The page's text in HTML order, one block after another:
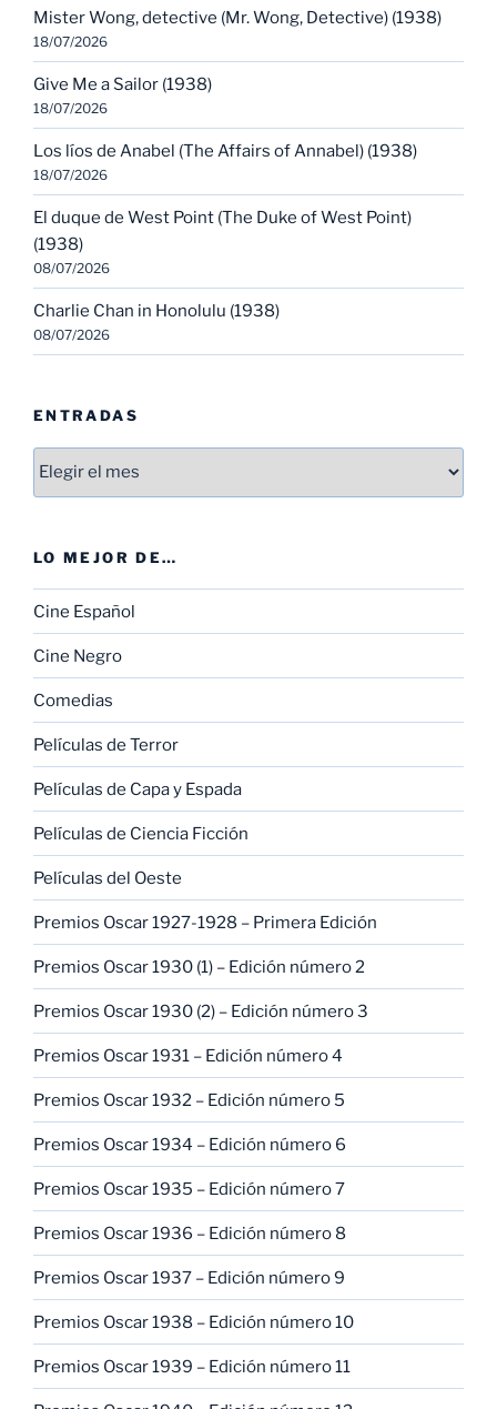
Mister Wong, detective (Mr. Wong, Detective) (1938)
18/07/2026
Give Me a Sailor (1938)
18/07/2026
Los líos de Anabel (The Affairs of Annabel) (1938)
18/07/2026
El duque de West Point (The Duke of West Point)
(1938)
08/07/2026
Charlie Chan in Honolulu (1938)
08/07/2026
ENTRADAS
Entradas
LO MEJOR DE…
Cine Español
Cine Negro
Comedias
Películas de Terror
Películas de Capa y Espada
Películas de Ciencia Ficción
Películas del Oeste
Premios Oscar 1927-1928 – Primera Edición
Premios Oscar 1930 (1) – Edición número 2
Premios Oscar 1930 (2) – Edición número 3
Premios Oscar 1931 – Edición número 4
Premios Oscar 1932 – Edición número 5
Premios Oscar 1934 – Edición número 6
Premios Oscar 1935 – Edición número 7
Premios Oscar 1936 – Edición número 8
Premios Oscar 1937 – Edición número 9
Premios Oscar 1938 – Edición número 10
Premios Oscar 1939 – Edición número 11